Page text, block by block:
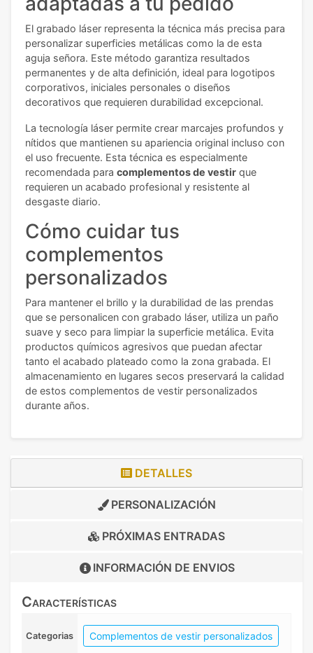
El grabado láser representa la técnica más precisa para
personalizar superficies metálicas como la de esta
aguja señora. Este método garantiza resultados
permanentes y de alta definición, ideal para logotipos
corporativos, iniciales personales o diseños
decorativos que requieren durabilidad excepcional.
La tecnología láser permite crear marcajes profundos y
nítidos que mantienen su apariencia original incluso con
el uso frecuente. Esta técnica es especialmente
recomendada para complementos de vestir que
requieren un acabado profesional y resistente al
desgaste diario.
Cómo cuidar tus
complementos
personalizados
Para mantener el brillo y la durabilidad de las prendas
que se personalicen con grabado láser, utiliza un paño
suave y seco para limpiar la superficie metálica. Evita
productos químicos agresivos que puedan afectar
tanto el acabado plateado como la zona grabada. El
almacenamiento en lugares secos preservará la calidad
de estos complementos de vestir personalizados
durante años.
DETALLES
PERSONALIZACIÓN
PRÓXIMAS ENTRADAS
INFORMACIÓN DE ENVIOS
Características
Categorias Complementos de vestir personalizados